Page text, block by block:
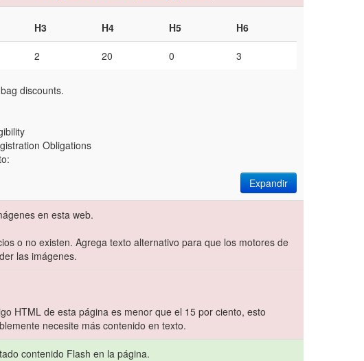
H3 H4 H5 H6
2 20 0 3
discounts.
Obligations
Expandir
en esta web.
o no existen. Agrega texto alternativo para que los motores de
las imágenes.
HTML de esta página es menor que el 15 por ciento, esto
necesite más contenido en texto.
contenido Flash en la página.